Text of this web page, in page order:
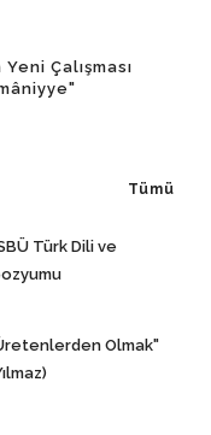
Çalışması
Tümü
Türk Dili ve
Olmak"